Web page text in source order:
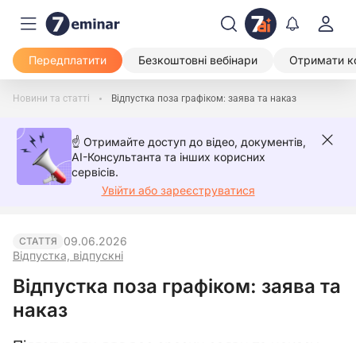
Передплатити Безкоштовні вебінари Отримати
Новини та статті Відпустка поза графіком: заява та наказ
☝️ Отримайте доступ до відео, документів,
AI-Консультанта та інших корисних
сервісів.
Увійти або зареєструватися
СТАТТЯ
Відпустка, відпускні
09.06.2026
Відпустка поза графіком: заява та
наказ